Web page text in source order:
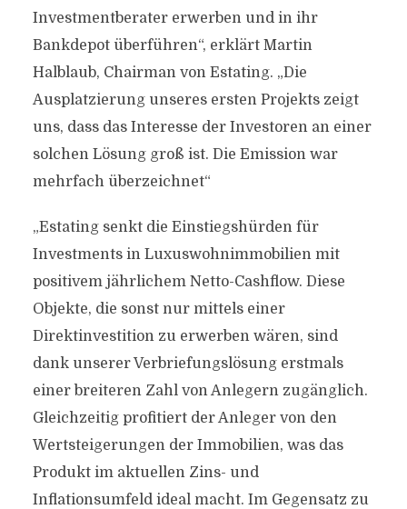
Investmentberater erwerben und in ihr
Bankdepot überführen“, erklärt Martin
Halblaub, Chairman von Estating. „Die
Ausplatzierung unseres ersten Projekts zeigt
uns, dass das Interesse der Investoren an einer
solchen Lösung groß ist. Die Emission war
mehrfach überzeichnet“
„Estating senkt die Einstiegshürden für
Investments in Luxuswohnimmobilien mit
positivem jährlichem Netto-Cashflow. Diese
Objekte, die sonst nur mittels einer
Direktinvestition zu erwerben wären, sind
dank unserer Verbriefungslösung erstmals
einer breiteren Zahl von Anlegern zugänglich.
Gleichzeitig profitiert der Anleger von den
Wertsteigerungen der Immobilien, was das
Produkt im aktuellen Zins- und
Inflationsumfeld ideal macht. Im Gegensatz zu